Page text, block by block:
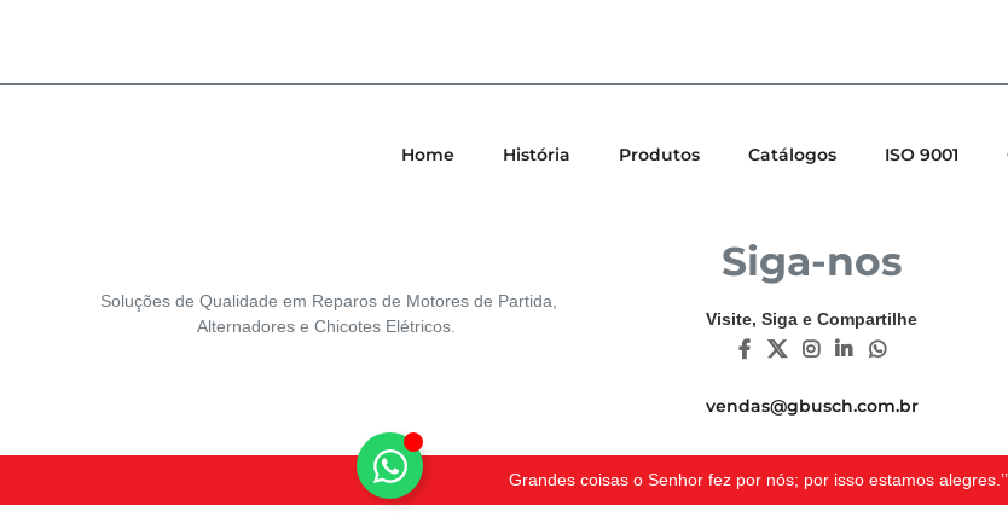
Home História Produtos Catálogos ISO 9001
Soluções de Qualidade em Reparos de Motores de Partida,
Alternadores e Chicotes Elétricos.
Siga-nos
Visite, Siga e Compartilhe
vendas@gbusch.com.br
Grandes coisas o Senhor fez por nós; por isso estamos